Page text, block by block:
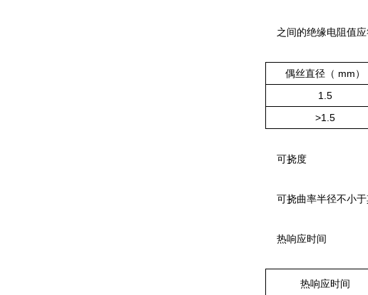
之间的绝缘电阻值应
偶丝直径（ mm）
1.5
>1.5
可挠度
可挠曲率半径不小于其
热响应时间
热响应时间